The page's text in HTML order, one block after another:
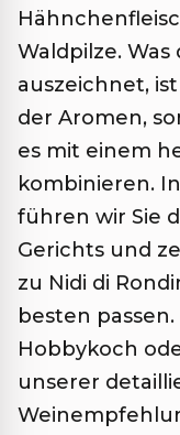
Waldpilze.
auszeichnet,
der Aromen,
es mit einem
kombinieren.
führen wir Sie
Gerichts und
zu Nidi di
besten
Hobbykoch
unserer